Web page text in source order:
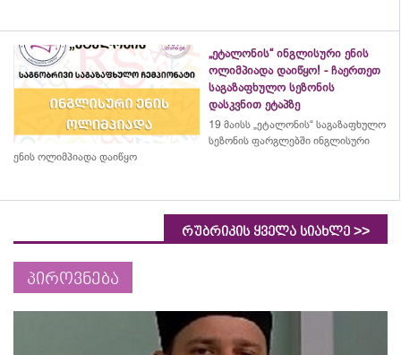
„ეტალონის“ ინგლისური ენის
ოლიმპიადა დაიწყო! - ჩაერთეთ
საგაზაფხულო სეზონის
დასკვნით ეტაპზე
19 მაისს „ეტალონის“ საგაზაფხულო
სეზონის ფარგლებში ინგლისური
ენის ოლიმპიადა დაიწყო
რუბრიკის ყველა სიახლე >>
პიროვნება